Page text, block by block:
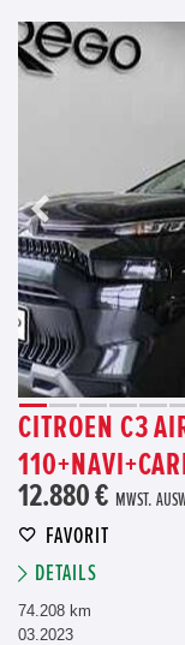
CITROEN C3
12.880 € MWST.
FAVORIT
DETAILS
74.208 km
03.2023